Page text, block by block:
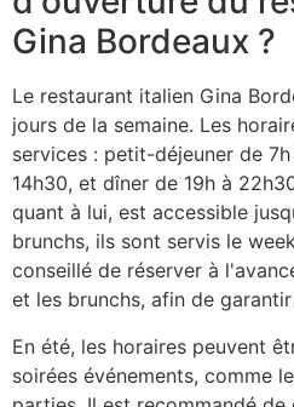
Gina Bordeaux ?
Le restaurant italien Gina
jours de la semaine. Les
services : petit-déjeuner de 7h
14h30, et dîner de 19h à
quant à lui, est accessible
brunchs, ils sont servis le
conseillé de réserver à
et les brunchs, afin de
En été, les horaires peuvent
soirées événements, comme